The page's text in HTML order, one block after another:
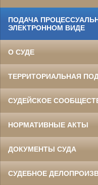
ПОДАЧА
ЭЛЕКТРОННОМ ВИДЕ
О СУДЕ
ТЕРРИТОРИАЛЬНАЯ
СУДЕЙСКОЕ
НОРМАТИВНЫЕ АКТЫ
ДОКУМЕНТЫ СУДА
СУДЕБНОЕ